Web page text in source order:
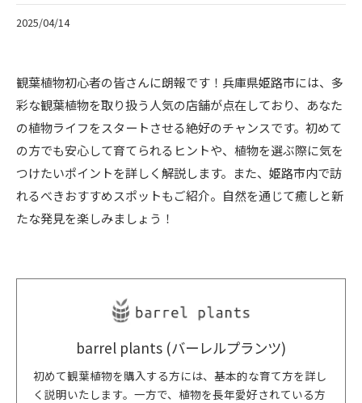
2025/04/14
観葉植物初心者の皆さんに朗報です！兵庫県姫路市には、多
彩な観葉植物を取り扱う人気の店舗が点在しており、あなた
の植物ライフをスタートさせる絶好のチャンスです。初めて
の方でも安心して育てられるヒントや、植物を選ぶ際に気を
つけたいポイントを詳しく解説します。また、姫路市内で訪
れるべきおすすめスポットもご紹介。自然を通じて癒しと新
たな発見を楽しみましょう！
barrel plants (バーレルプランツ)
初めて観葉植物を購入する方には、基本的な育て方を詳し
く説明いたします。一方で、植物を長年愛好されている方